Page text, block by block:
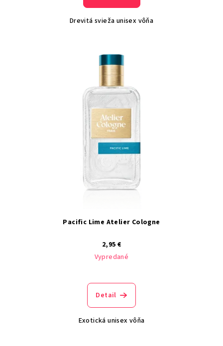
Drevitá svieža unisex vôňa
Pacific Lime Atelier Cologne
2,95 €
Vypredané
Detail
Exotická unisex vôňa